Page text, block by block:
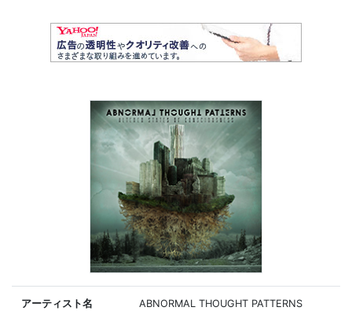
アーティスト名
ABNORMAL THOUGHT PATTERNS